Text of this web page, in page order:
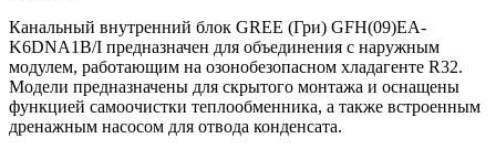
Канальный внутренний блок GREE (Гри) GFH(09)EA-
K6DNA1B/I предназначен для объединения с наружным
модулем, работающим на озонобезопасном хладагенте R32.
Модели предназначены для скрытого монтажа и оснащены
функцией самоочистки теплообменника, а также встроенным
дренажным насосом для отвода конденсата.